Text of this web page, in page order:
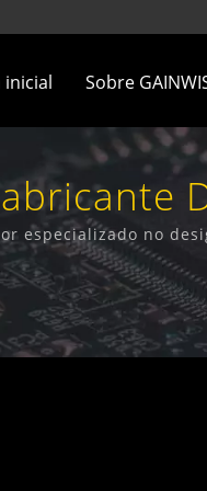
inicial Sobre
|
especializado no